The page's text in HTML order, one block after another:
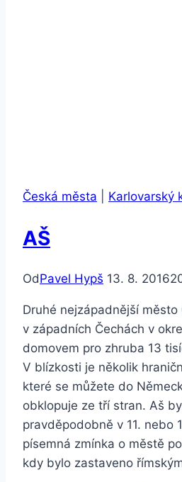
Česká města Karlovarský
AŠ
OdPavel Hypš 13. 8. 2016
Druhé nejzápadnější město
v západních Čechách v
domovem pro zhruba 13
V blízkosti je několik
které se můžete do
obklopuje ze tří stran. Aš
pravděpodobně v 11. nebo
písemná zmínka o městě
kdy bylo zastaveno